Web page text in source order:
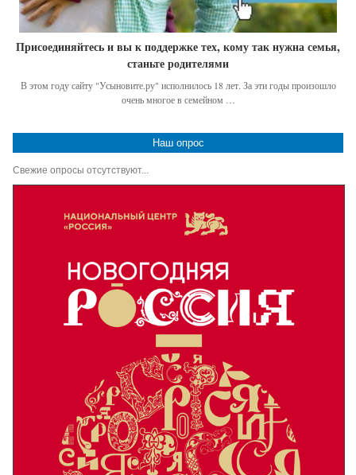
Присоединяйтесь и вы к поддержке тех, кому так нужна семья,
станьте родителями
В этом году сайту "Усыновите.ру" исполнилось 18 лет. За эти годы произошло
очень многое в семейном …
Наш опрос
Свежие опросы отсутствуют...